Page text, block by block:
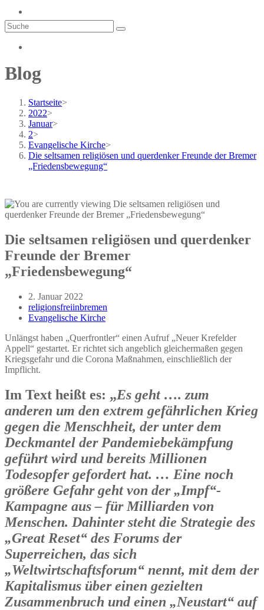
Blog
Startseite>
2022>
Januar>
2>
Evangelische Kirche>
Die seltsamen religiösen und querdenker Freunde der Bremer
„Friedensbewegung“
Die seltsamen religiösen und querdenker
Freunde der Bremer
„Friedensbewegung“
Beitrag
veröffentlicht:
2. Januar 2022
Beitrags-
Autor:
religionsfreiinbremen
Beitrags-
Evangelische Kirche
Unlängst haben „Querfrontler“ einen Aufruf „Neuer Krefelder
Appell“ gestartet. Er richtet sich angeblich gleichermaßen gegen
Kriegsgefahr und die Corona Maßnahmen, einschließlich der
Impflicht.
Im Text heißt es: „Es geht …. zum
anderen um den extrem gefährlichen Krieg
gegen die Menschheit, der unter dem
Deckmantel der Pandemiebekämpfung
geführt wird und bereits Millionen
Todesopfer gefordert hat. … Eine noch
größere Gefahr geht von der „Impf“-
Kampagne aus – für Milliarden von
Menschen. Dahinter steht die Strategie des
„Great Reset“ des Forums der
Superreichen, das sich
„Weltwirtschaftsforum“ nennt, mit dem der
Kapitalismus über einen gezielten
Zusammenbruch und einen „Neustart“ auf